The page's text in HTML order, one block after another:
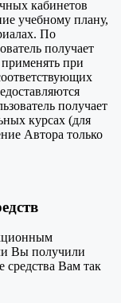
кабинетов
учебному плану,
По
получает
при
получает
курсах (для
Автора только
Вы получили
средства Вам так